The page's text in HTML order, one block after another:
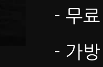
- 무
- 가